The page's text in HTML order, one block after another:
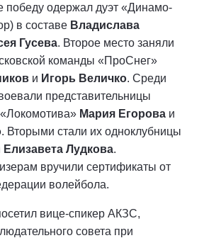
одержал дуэт «Динамо-
в составе Владислава
Гусева. Второе место заняли
команды «ПроСнег»
и Игорь Величко. Среди
представительницы
«Локомотива» Мария Егорова и
. Вторыми стали их одноклубницы
Елизавета Лудкова.
вручили сертификаты от
волейбола.
вице-спикер АКЗС,
совета при